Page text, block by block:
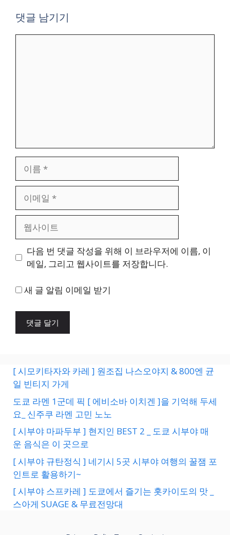
댓글 남기기
일
트
다음 번 댓글 작성을 위해 이 브라우저에 이름, 이
메일, 그리고 웹사이트를 저장합니다.
새 글 알림 이메일 받기
[ 시모키타자와 카레 ] 원조집 나스오야지 & 800엔 균
일 빈티지 가게
도쿄 라멘 1군데 픽 [ 에비소바 이치겐 ]을 기억해 두세
요_ 신주쿠 라멘 고민 노노
[ 시부야 마파두부 ] 현지인 BEST 2 _ 도쿄 시부야 매
운 음식은 이 곳으로
[ 시부야 규탄정식 ] 네기시 5곳 시부야 여행의 꿀잼 포
인트로 활용하기~
[ 시부야 스프카레 ] 도쿄에서 즐기는 홋카이도의 맛 _
스아게 SUAGE & 무료전망대